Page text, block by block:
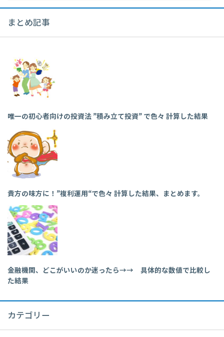
まとめ記事
唯一の初心者向けの投資法 ”積み立て投資” で色々 計算した結果
貴方の味方に！”複利運用“で色々 計算した結果、まとめます。
金融機関、どこがいいのか迷ったら→→ 具体的な数値で比較し
た結果
カテゴリー